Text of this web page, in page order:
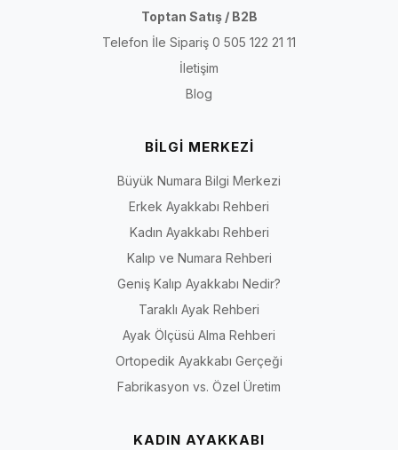
Toptan Satış / B2B
Telefon İle Sipariş 0 505 122 21 11
İletişim
Blog
BİLGİ MERKEZİ
Büyük Numara Bilgi Merkezi
Erkek Ayakkabı Rehberi
Kadın Ayakkabı Rehberi
Kalıp ve Numara Rehberi
Geniş Kalıp Ayakkabı Nedir?
Taraklı Ayak Rehberi
Ayak Ölçüsü Alma Rehberi
Ortopedik Ayakkabı Gerçeği
Fabrikasyon vs. Özel Üretim
KADIN AYAKKABI